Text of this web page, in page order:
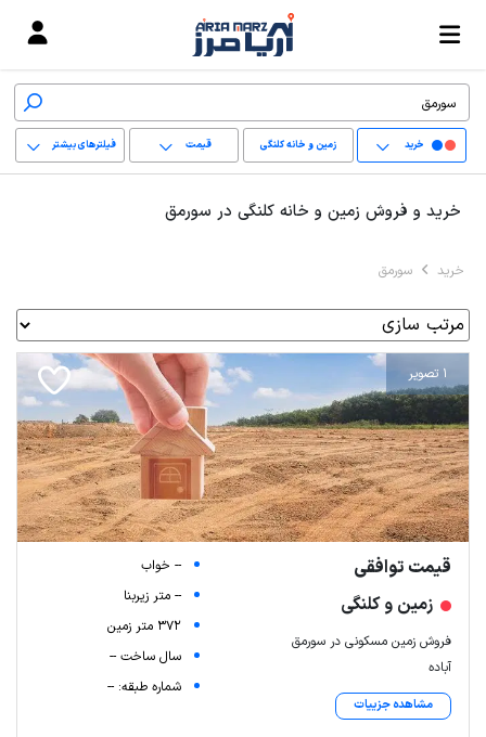
خرید زمین و خانه کلنگی قیمت فیلترهای بیشتر
خرید و فروش زمین و خانه کلنگی در سورمق
خرید سورمق
1 تصویر
قیمت توافقی
زمین و کلنگی
فروش زمین مسکونی در سورمق
آباده
مشاهده جزییات
-- خواب
-- متر زیربنا
372 متر زمین
سال ساخت --
شماره طبقه: --